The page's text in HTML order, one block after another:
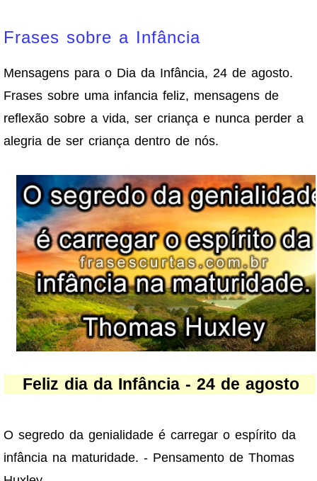
Frases sobre a Infância
Mensagens para o Dia da Infância, 24 de agosto.
Frases sobre uma infancia feliz, mensagens de
reflexão sobre a vida, ser criança e nunca perder a
alegria de ser criança dentro de nós.
Feliz dia da Infância - 24 de agosto
O segredo da genialidade é carregar o espírito da
infância na maturidade. - Pensamento de Thomas